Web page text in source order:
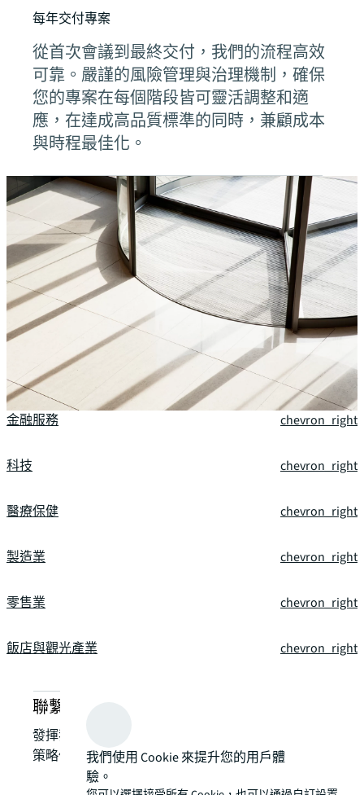
每年交付專案
從首次會議到最終交付，我們的流程高效
可靠。嚴謹的風險管理與治理機制，確保
您的專案在每個階段皆可靈活調整和適
應，在達成高品質標準的同時，兼顧成本
與時程最佳化。
服務產業領域
辦公空間 chevron_right
資料中心 chevron_right
金融服務 chevron_right
科技 chevron_right
醫療保健 chevron_right
製造業 chevron_right
零售業 chevron_right
飯店與觀光產業 chevron_right
聯繫我們，詢問關於專案管理和設計服務
發揮我們在地專業的力量，將您的房地產挑戰轉化為
策略優勢，優化您的資產組合，提升價值與績效。
我們使用 Cookie 來提升您的用戶體
驗。